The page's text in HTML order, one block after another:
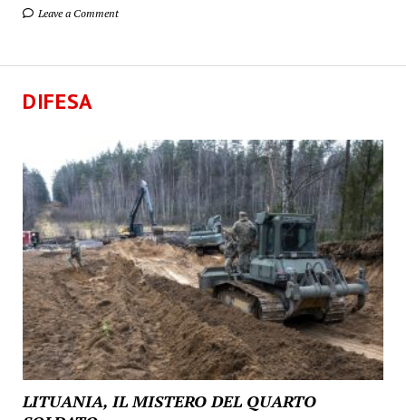
Leave a Comment
DIFESA
LITUANIA, IL MISTERO DEL QUARTO